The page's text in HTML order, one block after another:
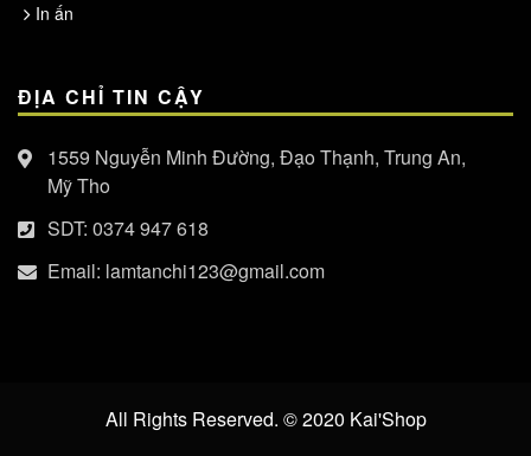
In ấn
ĐỊA CHỈ TIN CẬY
1559 Nguyễn Minh Đường, Đạo Thạnh, Trung An,
Mỹ Tho
SDT: 0374 947 618
Email: lamtanchi123@gmail.com
All Rights Reserved. © 2020 Kai'Shop